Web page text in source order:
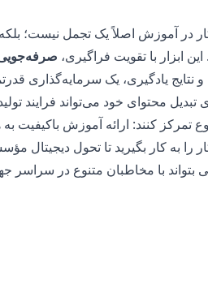
در آموزش اصلاً یک تجمل نیست؛
ابزار با تقویت فراگیری،
نتایج یادگیری، یک سرمایه‌گذاری
تبدیل محتوای خود می‌تواند فرایند
تمرکز کنند: ارائه آموزش باکیفیت
را به کار بگیرید تا تحول
بتواند با مخاطبان متنوع در سراسر